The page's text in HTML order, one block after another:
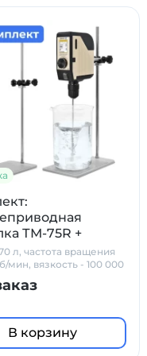
ТМ-75R +
PL-02 +
л, частота вращения
мин, вязкость - 100 000
В корзину